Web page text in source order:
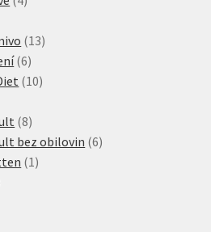
1313
66
produktů
1010
88
produktů
bez obilovin 66
1 1